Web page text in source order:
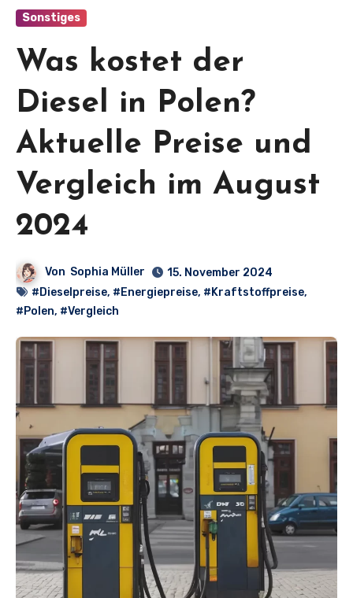
Sonstiges
Was kostet der
Diesel in Polen?
Aktuelle Preise und
Vergleich im August
2024
Von Sophia Müller
15. November 2024
#Dieselpreise, #Energiepreise, #Kraftstoffpreise,
#Polen, #Vergleich